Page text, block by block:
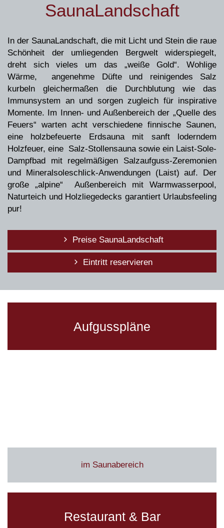
Virtueller 3D-Rundgang
Virtueller 3D-Rundgang
Virtueller 3D-Rundgang
SaunaLandschaft
In der SaunaLandschaft, die mit Licht und Stein die raue
Schönheit der umliegenden Bergwelt widerspiegelt,
dreht sich vieles um das „weiße Gold“. Wohlige
Wärme, angenehme Düfte und reinigendes Salz
kurbeln gleichermaßen die Durchblutung wie das
Immunsystem an und sorgen zugleich für inspirative
Momente. Im Innen- und Außenbereich der „Quelle des
Feuers“ warten acht verschiedene finnische Saunen,
eine holzbefeuerte Erdsauna mit sanft loderndem
Holzfeuer, eine Salz-Stollensauna sowie ein Laist-Sole-
Dampfbad mit regelmäßigen Salzaufguss-Zeremonien
und Mineralsoleschlick-Anwendungen (Laist) auf. Der
große „alpine“ Außenbereich mit Warmwasserpool,
Naturteich und Holzliegedecks garantiert Urlaubsfeeling
pur!
Preise SaunaLandschaft
Eintritt reservieren
Aufgusspläne
im Saunabereich
Restaurant & Bar